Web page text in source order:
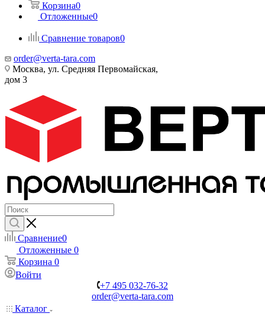
Корзина0
Отложенные0
Сравнение товаров0
order@verta-tara.com
Москва, ул. Средняя Первомайская,
дом 3
Сравнение0
Отложенные 0
Корзина 0
Войти
+7 495 032-76-32
order@verta-tara.com
Каталог